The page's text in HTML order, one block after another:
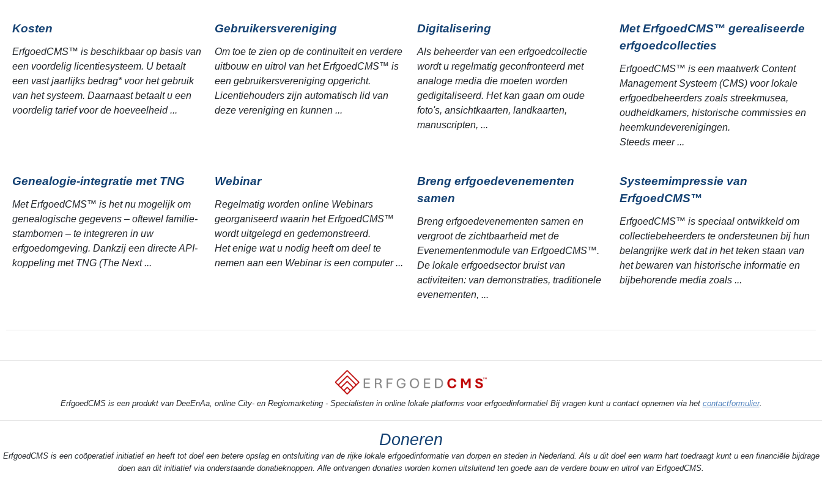
Kosten
ErfgoedCMS™ is beschikbaar op basis van
een voordelig licentiesysteem. U betaalt
een vast jaarlijks bedrag* voor het gebruik
van het systeem. Daarnaast betaalt u een
voordelig tarief voor de hoeveelheid ...
Gebruikersvereniging
Om toe te zien op de continuïteit en verdere
uitbouw en uitrol van het ErfgoedCMS™ is
een gebruikersvereniging opgericht.
Licentiehouders zijn automatisch lid van
deze vereniging en kunnen ...
Digitalisering
Als beheerder van een erfgoedcollectie
wordt u regelmatig geconfronteerd met
analoge media die moeten worden
gedigitaliseerd. Het kan gaan om oude
foto's, ansichtkaarten, landkaarten,
manuscripten, ...
Met ErfgoedCMS™ gerealiseerde
erfgoedcollecties
ErfgoedCMS™ is een maatwerk Content
Management Systeem (CMS) voor lokale
erfgoedbeheerders zoals streekmusea,
oudheidkamers, historische commissies en
heemkundeverenigingen.
Steeds meer ...
Genealogie-integratie met TNG
Met ErfgoedCMS™ is het nu mogelijk om
genealogische gegevens – oftewel familie-
stambomen – te integreren in uw
erfgoedomgeving. Dankzij een directe API-
koppeling met TNG (The Next ...
Webinar
Regelmatig worden online Webinars
georganiseerd waarin het ErfgoedCMS™
wordt uitgelegd en gedemonstreerd.
Het enige wat u nodig heeft om deel te
nemen aan een Webinar is een computer ...
Breng erfgoedevenementen
samen
Breng erfgoedevenementen samen en
vergroot de zichtbaarheid met de
Evenementenmodule van ErfgoedCMS™.
De lokale erfgoedsector bruist van
activiteiten: van demonstraties, traditionele
evenementen, ...
Systeemimpressie van
ErfgoedCMS™
ErfgoedCMS™ is speciaal ontwikkeld om
collectiebeheerders te ondersteunen bij hun
belangrijke werk dat in het teken staan van
het bewaren van historische informatie en
bijbehorende media zoals ...
ErfgoedCMS is een produkt van DeeEnAa, online City- en Regiomarketing - Specialisten in online lokale platforms voor erfgoedinformatie! Bij vragen kunt u contact opnemen via het contactformulier.
Doneren
ErfgoedCMS is een coöperatief initiatief en heeft tot doel een betere opslag en ontsluiting van de rijke lokale erfgoedinformatie van dorpen en steden in Nederland. Als u dit doel een warm hart toedraagt kunt u een financiële bijdrage
doen aan dit initiatief via onderstaande donatieknoppen. Alle ontvangen donaties worden komen uitsluitend ten goede aan de verdere bouw en uitrol van ErfgoedCMS.